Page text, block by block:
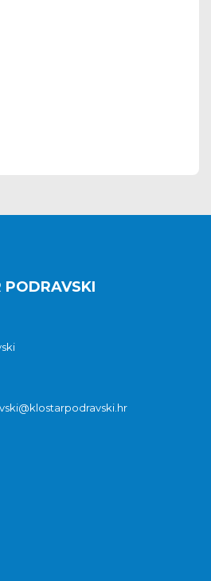
PODRAVSKI